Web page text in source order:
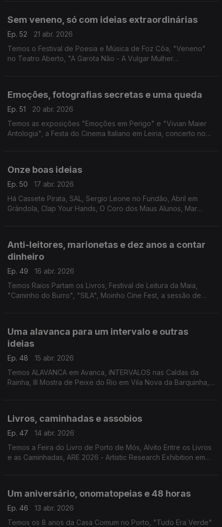
Sem veneno, só com ideias extraordinárias
Ep. 52
21 abr. 2026
Temos o Festival de Poesia e Música de Foz Côa, "Veneno"
no Teatro Aberto, "A Garota Não - A Vulgar Mulher
Emoções, fotografias secretas e uma queda
Ep. 51
20 abr. 2026
Temos as exposições "Emoções em Perigo" e "Vivian Maier
Antologia", a Festa do Cinema Italiano em Leiria, concerto no
Onze boas ideias
Ep. 50
17 abr. 2026
Há Cassete Pirata, SAL, Sergio Leone no Fundão, Abril em
Grândola, Clap Your Hands, O Coro dos Maus Alunos, Mar
Anti-leitores, marionetas e dez anos a contar
dinheiro
Ep. 49
16 abr. 2026
Temos Raios Partam os Livros, Festival de Leitura da Maia,
"Caminho do Burro", "SILA", Moinho Cine Fest, a sessão de
Uma alavanca para um intervalo e outras
ideias
Ep. 48
15 abr. 2026
Temos ALAVANCA em Avanca, iNTERVALOS nas Caldas da
Rainha, III Mostra de Peixe do Rio em Vila Nova da Barquinha,
Livros, caminhadas e assobios
Ep. 47
14 abr. 2026
Temos a Feira do Livro de Porto de Mós, Alvito Entre os Livros
e as Caminhadas, ARE 2026 - Artistic Research Exhibition em
Um aniversário, onomatopeias e 48 horas
Ep. 46
13 abr. 2026
Temos os 8 anos da Casa Comum no Porto, "Tudo Era Verde"